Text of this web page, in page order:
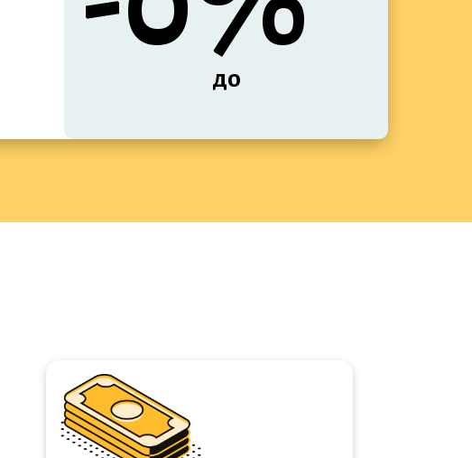
до